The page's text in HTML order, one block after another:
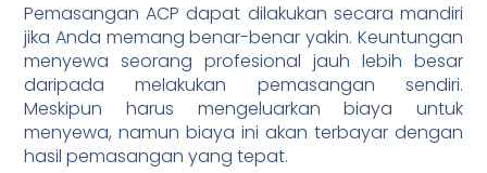
Pemasangan ACP dapat dilakukan secara mandiri
jika Anda memang benar-benar yakin. Keuntungan
menyewa seorang profesional jauh lebih besar
daripada melakukan pemasangan sendiri.
Meskipun harus mengeluarkan biaya untuk
menyewa, namun biaya ini akan terbayar dengan
hasil pemasangan yang tepat.